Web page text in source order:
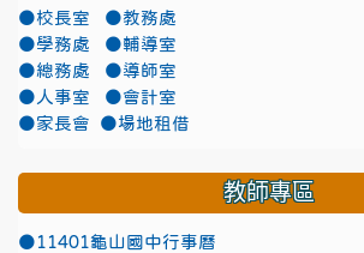
●校長室
●教務處
●學務處
●輔導室
●總務處
●導師室
●人事室
●會計室
●家長會
●場地租借
教師專區
●11401龜山國中行事曆